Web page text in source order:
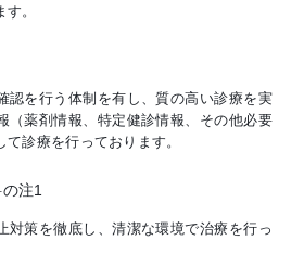
。
認を行う体制を有し、質の高い診療を実
（薬剤情報、特定健診情報、その他必要
診療を行っております。
注1
対策を徹底し、清潔な環境で治療を行っ